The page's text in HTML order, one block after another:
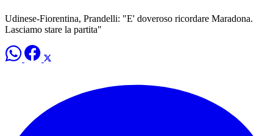
Udinese-Fiorentina, Prandelli: "E' doveroso ricordare Maradona.
Lasciamo stare la partita"